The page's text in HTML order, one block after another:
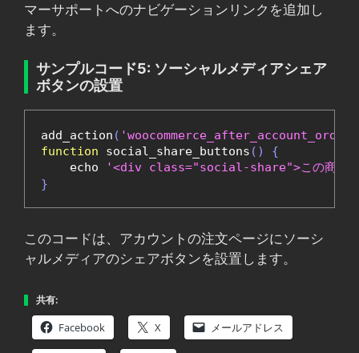
マーサポートへのナビゲーションリンクを追加し
ます。
サンプルコード5: ソーシャルメディアシェア
ボタンの設置
add_action (
function social_share_buttons ()
{
    echo
'<div class="social-share">この商
}
このコードは、アカウントの注文ページにソーシ
ャルメディアのシェアボタンを設置します。
共有:
Facebook X メールアドレス